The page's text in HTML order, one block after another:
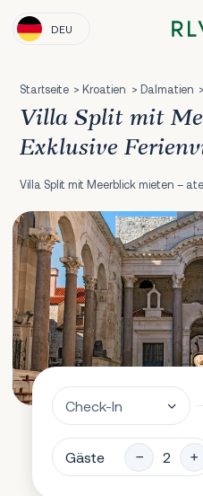
DEU
Startseite Kroatien Dalmatien
Villa Split mit
Exklusive
Villa Split mit Meerblick mieten –
Gäste